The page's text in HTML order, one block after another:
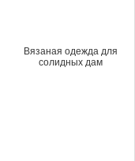
Вязаная одежда для
солидных дам